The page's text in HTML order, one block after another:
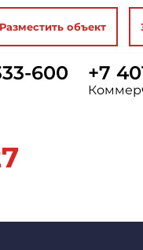
Разместить объект
600 +7